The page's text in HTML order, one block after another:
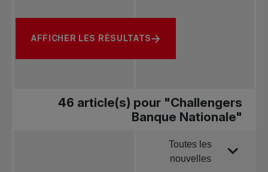
AFFICHER LES RÉSULTATS
46 article(s) pour "Challengers
Banque Nationale"
Trier parToutes les
nouvelles